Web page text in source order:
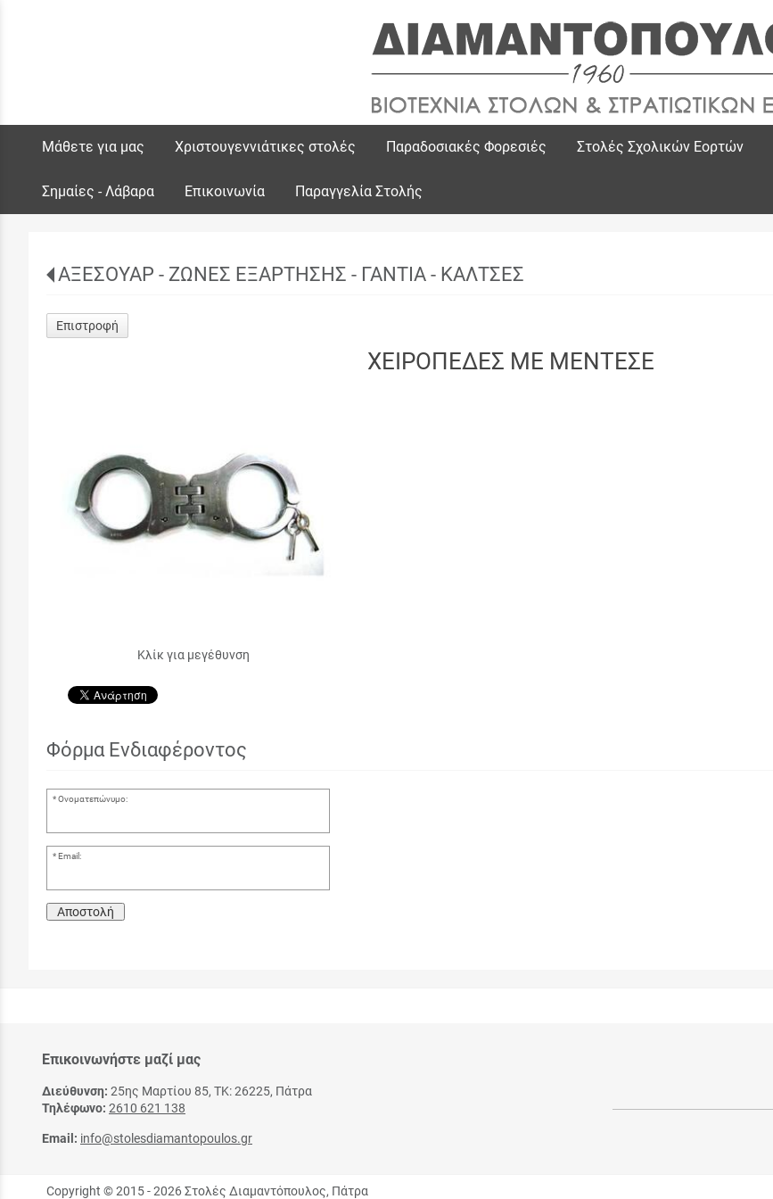
Μάθετε για μας Χριστουγεννιάτικες στολές Παραδοσιακές Φορεσιές Στολές Σχολικών Εορτών
Σημαίες - Λάβαρα Επικοινωνία Παραγγελία Στολής
ΑΞΕΣΟΥΑΡ - ΖΩΝΕΣ ΕΞΑΡΤΗΣΗΣ - ΓΑΝΤΙΑ - ΚΑΛΤΣΕΣ
Επιστροφή
Κλίκ για μεγέθυνση
ΧΕΙΡΟΠΕΔΕΣ ΜΕ ΜΕΝΤΕΣΕ
Φόρμα Ενδιαφέροντος
Ονοματεπώνυμο:
Email:
Αποστολή
Επικοινωνήστε μαζί μας
Διεύθυνση: 25ης Μαρτίου 85, ΤΚ: 26225, Πάτρα
Τηλέφωνο: 2610 621 138
Email: info@stolesdiamantopoulos.gr
Copyright © 2015 - 2026 Στολές Διαμαντόπουλος, Πάτρα